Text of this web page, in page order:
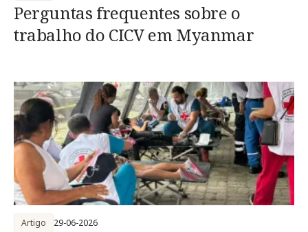
Perguntas frequentes sobre o
trabalho do CICV em Myanmar
Artigo 29-06-2026